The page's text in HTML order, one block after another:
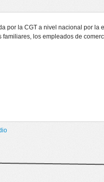
por la CGT a nivel nacional por
los empleados de